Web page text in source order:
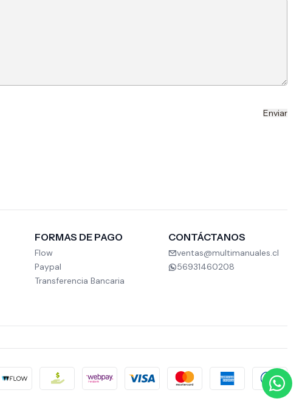
FORMAS DE PAGO
Flow
Paypal
Transferencia Bancaria
CONTÁCTANOS
ventas@multimanuales.cl
56931460208